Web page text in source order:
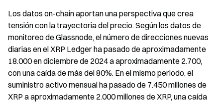
Los datos on-chain aportan una perspectiva que crea
tensión con la trayectoria del precio. Según los datos de
monitoreo de Glassnode, el número de direcciones nuevas
diarias en el XRP Ledger ha pasado de aproximadamente
18.000 en diciembre de 2024 a aproximadamente 2.700,
con una caída de más del 80%. En el mismo periodo, el
suministro activo mensual ha pasado de 7.450 millones de
XRP a aproximadamente 2.000 millones de XRP, una caída